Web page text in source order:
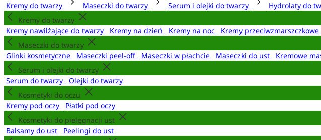
Kremy do twarzy
Maseczki do twarzy Serum i olejki do twarzy Hydrolaty do
Kremy do twarzy
Kremy nawilżające do twarzy
Kremy na dzień Kremy na noc Kremy przeciwzmarszczkowe
Maseczki do twarzy
Glinki kosmetyczne
Maseczki peel-off Maseczki w płachcie Maseczki do ust
Kremowe
Serum i olejki do twarzy
Serum do twarzy
Olejki do twarzy
Kosmetyki do oczu
Kremy pod oczy
Płatki pod oczy
Kosmetyki do pielęgnacji ust
Balsamy do ust
Peelingi do ust